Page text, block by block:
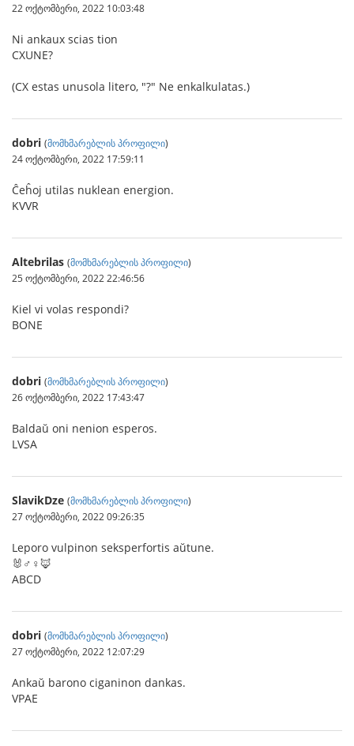
22 ოქტომბერი, 2022 10:03:48
Ni ankaux scias tion
CXUNE?
(CX estas unusola litero, "?" Ne enkalkulatas.)
dobri (მომხმარებლის პროფილი)
24 ოქტომბერი, 2022 17:59:11
Ĉeĥoj utilas nuklean energion.
KVVR
Altebrilas (მომხმარებლის პროფილი)
25 ოქტომბერი, 2022 22:46:56
Kiel vi volas respondi?
BONE
dobri (მომხმარებლის პროფილი)
26 ოქტომბერი, 2022 17:43:47
Baldaŭ oni nenion esperos.
LVSA
SlavikDze (მომხმარებლის პროფილი)
27 ოქტომბერი, 2022 09:26:35
Leporo vulpinon seksperfortis aŭtune.
🐰♂️♀️🦊
ABCD
dobri (მომხმარებლის პროფილი)
27 ოქტომბერი, 2022 12:07:29
Ankaŭ barono ciganinon dankas.
VPAE